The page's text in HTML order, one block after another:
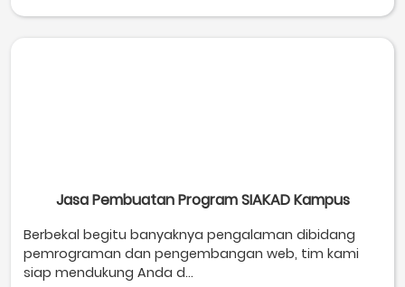
Jasa Pembuatan Program SIAKAD Kampus
Berbekal begitu banyaknya pengalaman dibidang
pemrograman dan pengembangan web, tim kami
siap mendukung Anda d...